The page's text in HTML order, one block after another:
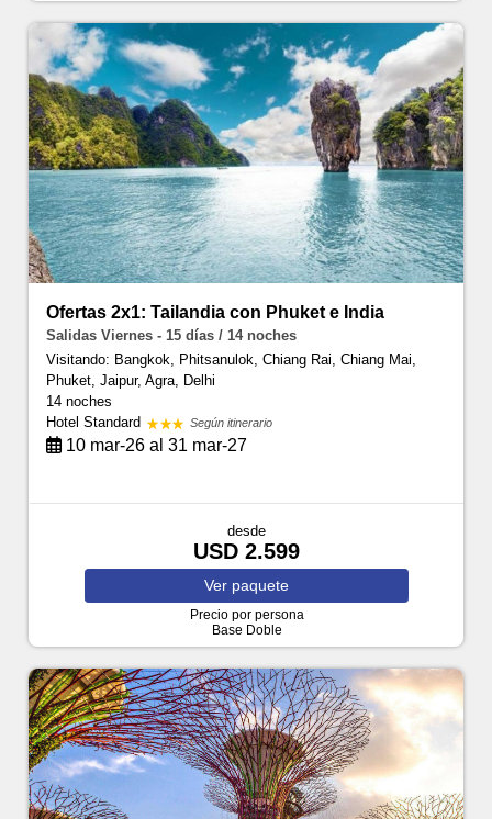
Ofertas 2x1: Tailandia con Phuket e India
Salidas Viernes - 15 días / 14 noches
Visitando: Bangkok, Phitsanulok, Chiang Rai, Chiang Mai,
Phuket, Jaipur, Agra, Delhi
14 noches
Hotel Standard
Según itinerario
10 mar-26 al 31 mar-27
desde
USD 2.599
Ver paquete
Precio por persona
Base Doble